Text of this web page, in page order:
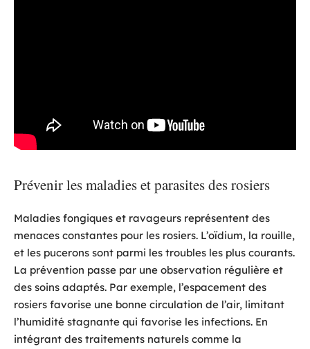
Prévenir les maladies et parasites des rosiers
Maladies fongiques et ravageurs représentent des
menaces constantes pour les rosiers. L’oïdium, la rouille,
et les pucerons sont parmi les troubles les plus courants.
La prévention passe par une observation régulière et
des soins adaptés. Par exemple, l’espacement des
rosiers favorise une bonne circulation de l’air, limitant
l’humidité stagnante qui favorise les infections. En
intégrant des traitements naturels comme la